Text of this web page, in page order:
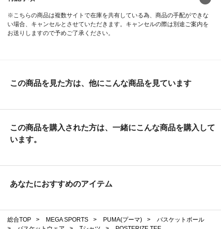
※こちらの商品は複数サイトで在庫を共有している為、商品の手配ができな
い場合、キャンセルとさせていただきます。キャンセルの際は別途ご案内を
お送りしますので予めご了承ください。
この商品を見た方は、他にこんな商品を見ています
この商品を購入された方は、一緒にこんな商品を購入して
います。
あなたにおすすめのアイテム
総合TOP > MEGA SPORTS > PUMA(プーマ) >
バスケットボール